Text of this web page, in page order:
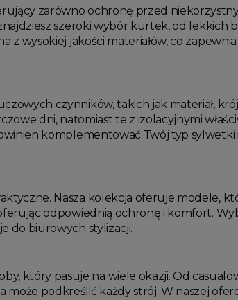
zarówno ochronę przed
szeroki wybór kurtek, od lekkich
z wysokiej jakości materiałów, co
czynników, takich jak materiał,
dni, natomiast te z izolacyjnymi
komplementować Twój typ sylwetki
Nasza kolekcja oferuje modele,
odpowiednią ochronę i komfort.
do biurowych stylizacji.
który pasuje na wiele okazji. Od
podkreślić każdy strój. W naszej